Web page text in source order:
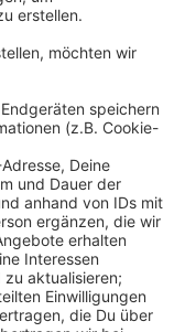
den Erkrankten
er an die Stadt,
zu stehen.
sonderlich viel
Schatten
Zeit der
OB-Kandidatin